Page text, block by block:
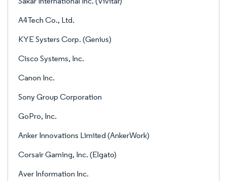
A4Tech Co., Ltd.
KYE Systers Corp. (Genius)
Cisco Systems, Inc.
Canon Inc.
Sony Group Corporation
GoPro, Inc.
Anker Innovations Limited (AnkerWork)
Corsair Gaming, Inc. (Elgato)
Aver Information Inc.